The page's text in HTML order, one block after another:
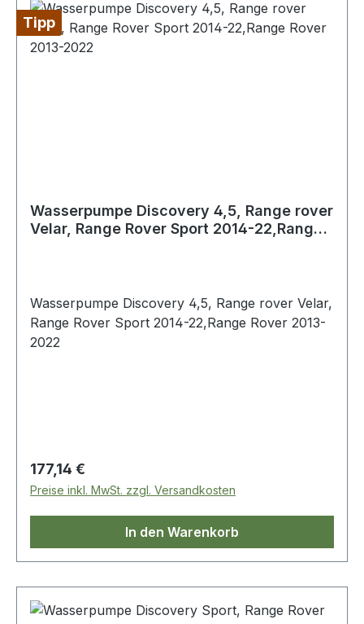
Tipp
Wasserpumpe Discovery 4,5, Range rover
Velar, Range Rover Sport 2014-22,Range
Wasserpumpe Discovery 4,5, Range rover Velar,
Range Rover Sport 2014-22,Range Rover 2013-
2022
Regulärer Preis:
177,14 €
Preise inkl. MwSt. zzgl. Versandkosten
In den Warenkorb